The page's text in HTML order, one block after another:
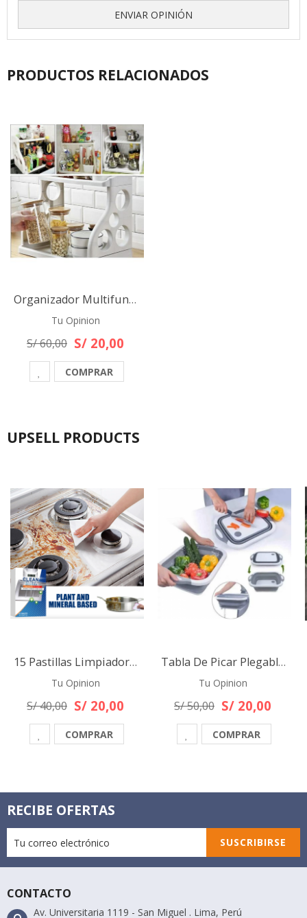
ENVIAR OPINIÓN
PRODUCTOS RELACIONADOS
Organizador Multifuncional Para Condimentos Cuchillos Cocina
Tu Opinion
S/ 20,00
S/ 60,00
COMPRAR
UPSELL PRODUCTS
15 Pastillas Limpiadoras De Grasa Para Hornos Cocina Baños
Tu Opinion
S/ 20,00
S/ 40,00
COMPRAR
Tabla De Picar Plegable Y Escurridor Multifuncional Cocina
Tu Opinion
S/ 20,00
S/ 50,00
COMPRAR
RECIBE OFERTAS
SUSCRIBIRSE
CONTACTO
Av. Universitaria 1119 - San Miguel . Lima, Perú